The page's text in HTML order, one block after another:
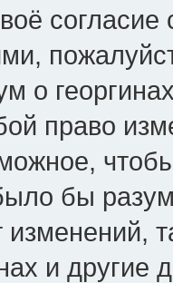
о
право
бы
изменений,
и